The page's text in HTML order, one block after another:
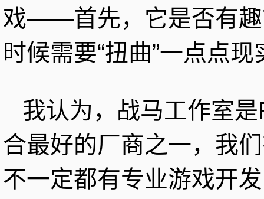
戏——首先，它是否有趣
时候需要“扭曲”一点点
我认为，战马工作室
合最好的厂商之一，我
不一定都有专业游戏开